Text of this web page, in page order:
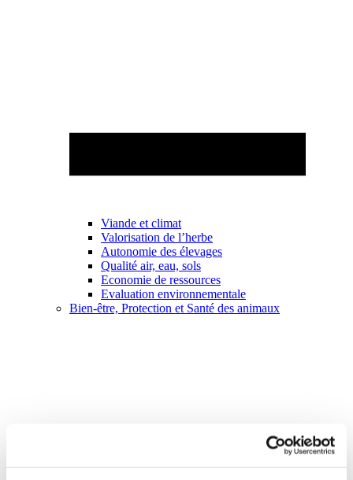
Viande et climat
Valorisation de l’herbe
Autonomie des élevages
Qualité air, eau, sols
Economie de ressources
Evaluation environnementale
Bien-être, Protection et Santé des animaux